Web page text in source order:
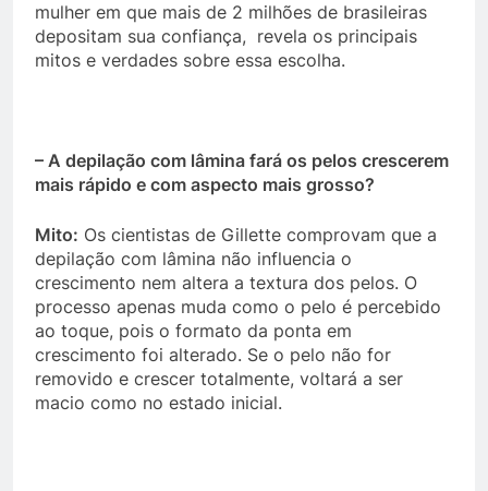
mulher em que mais de 2 milhões de brasileiras
depositam sua confiança, revela os principais
mitos e verdades sobre essa escolha.
– A depilação com lâmina fará os pelos crescerem
mais rápido e com aspecto mais grosso?
Mito: Os cientistas de Gillette comprovam que a
depilação com lâmina não influencia o
crescimento nem altera a textura dos pelos. O
processo apenas muda como o pelo é percebido
ao toque, pois o formato da ponta em
crescimento foi alterado. Se o pelo não for
removido e crescer totalmente, voltará a ser
macio como no estado inicial.